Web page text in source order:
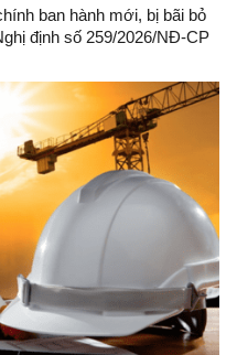
ban hành mới, bị bãi bỏ
định số 259/2026/NĐ-CP
xã trên địa bàn tỉnh Lạng Sơn